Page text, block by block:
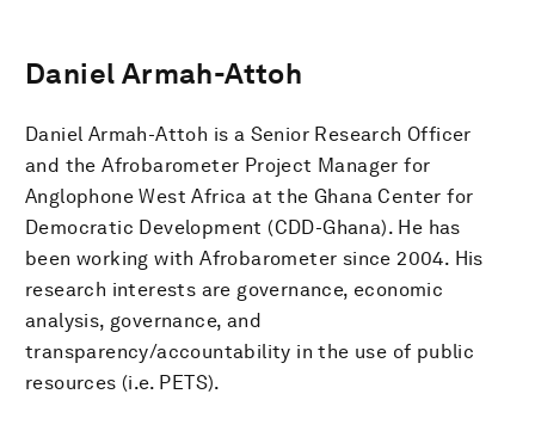
Daniel Armah-Attoh
Daniel Armah-Attoh is a Senior Research Officer
and the Afrobarometer Project Manager for
Anglophone West Africa at the Ghana Center for
Democratic Development (CDD-Ghana). He has
been working with Afrobarometer since 2004. His
research interests are governance, economic
analysis, governance, and
transparency/accountability in the use of public
resources (i.e. PETS).